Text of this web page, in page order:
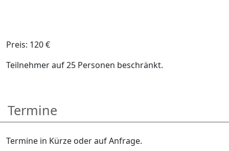
Preis: 120 €
Teilnehmer auf 25 Personen beschränkt.
Termine
Termine in Kürze oder auf Anfrage.